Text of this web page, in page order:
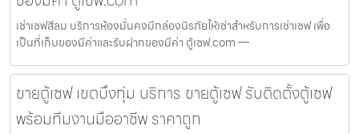
เช่าเซฟสีลม บริการห้องมั่นคงมีกล่องนิรภัยให้เช่าสำหรับการเช่าเซฟ เพื่อ
เป็นที่เก็บของมีค่าและรับฝากของมีค่า ตู้เซฟ.com —
ขายตู้เซฟ เขตบึงกุ่ม บริการ ขายตู้เซฟ รับติดตั้งตู้เซฟ
พร้อมทีมงานมืออาชีพ ราคาถูก